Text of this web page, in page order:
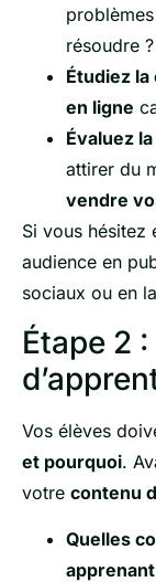
résoudre ?
Étudiez
en ligne
Évaluez
attirer du
vendre
Si vous hésitez
audience en
sociaux ou en
Étape 2
Vos élèves
et pourquoi.
votre contenu
Quelles